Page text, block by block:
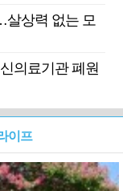
살상력 없는 모
의료기관 폐원
이프